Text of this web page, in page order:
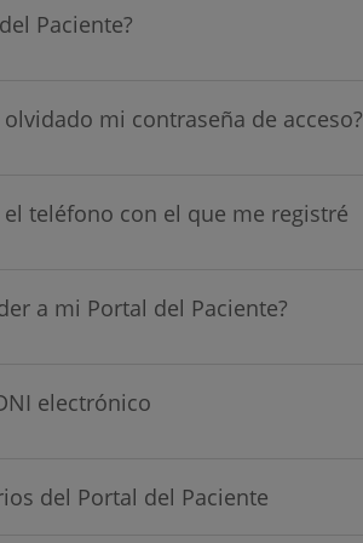
Paciente?
mi contraseña de acceso?
teléfono con el que me registré
a mi Portal del Paciente?
electrónico
del Portal del Paciente